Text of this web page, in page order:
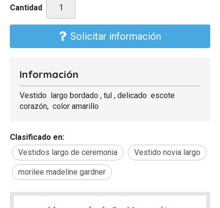
Cantidad
Solicitar información
Información
Vestido largo bordado , tul , delicado escote
corazón, color amarillo
Clasificado en:
Vestidos largo de ceremonia
Vestido novia largo
morilee madeline gardner